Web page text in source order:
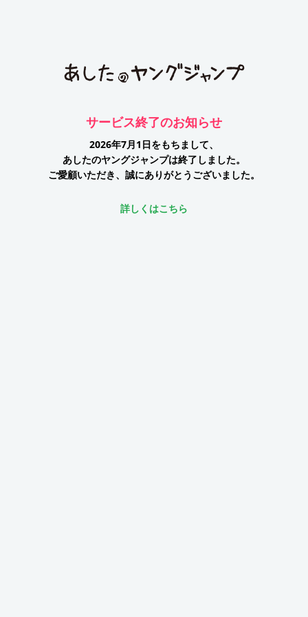
サービス終了のお知らせ
2026年7月1日をもちまして、
あしたのヤングジャンプは終了しました。
ご愛顧いただき、誠にありがとうございました。
詳しくはこちら